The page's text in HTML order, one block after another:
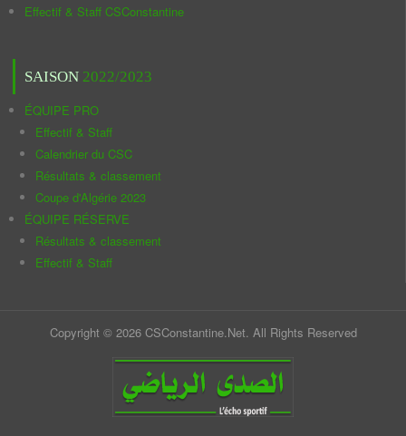
Effectif & Staff CSConstantine
SAISON 2022/2023
ÉQUIPE PRO
Effectif & Staff
Calendrier du CSC
Résultats & classement
Coupe d'Algérie 2023
ÉQUIPE RÉSERVE
Résultats & classement
Effectif & Staff
Copyright © 2026 CSConstantine.Net. All Rights Reserved